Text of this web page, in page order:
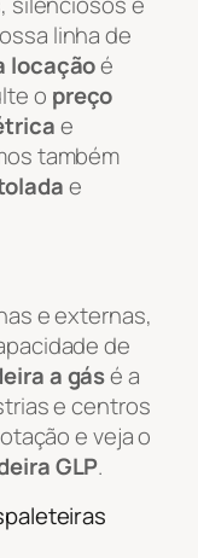
linha de
locaçãoé
o preço
e
também
e
e externas,
de
a gásé a
e centros
e veja o
GLP.